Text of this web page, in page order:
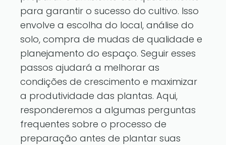
para garantir o sucesso do cultivo. Isso
envolve a escolha do local, análise do
solo, compra de mudas de qualidade e
planejamento do espaço. Seguir esses
passos ajudará a melhorar as
condições de crescimento e maximizar
a produtividade das plantas. Aqui,
responderemos a algumas perguntas
frequentes sobre o processo de
preparação antes de plantar suas